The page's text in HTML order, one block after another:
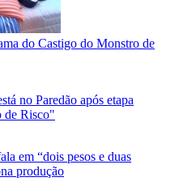
do Castigo do Monstro de
no Paredão após etapa
de Risco"
em “dois pesos e duas
produção